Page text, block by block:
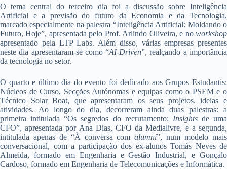
O tema central do terceiro dia foi a discussão sobre Inteligência
Artificial e a previsão do futuro da Economia e da Tecnologia,
marcado especialmente na palestra “Inteligência Artificial: Moldando o
Futuro, Hoje”, apresentada pelo Prof. Arlindo Oliveira, e no workshop
apresentado pela LTP Labs. Além disso, várias empresas presentes
neste dia apresentaram-se como “AI-Driven”, realçando a importância
da tecnologia no setor.
O quarto e último dia do evento foi dedicado aos Grupos Estudantis:
Núcleos de Curso, Secções Autónomas e equipas como o PSEM e o
Técnico Solar Boat, que apresentaram os seus projetos, ideias e
atividades. Ao longo do dia, decorreram ainda duas palestras: a
primeira intitulada “Os segredos do recrutamento: Insightsde uma
CFO”, apresentada por Ana Dias, CFO da Medialivre, e a segunda,
intitulada apenas de “À conversa com alumni”, num modelo mais
conversacional, com a participação dos ex-alunos Tomás Neves de
Almeida, formado em Engenharia e Gestão Industrial, e Gonçalo
Cardoso, formado em Engenharia de Telecomunicações e Informática.